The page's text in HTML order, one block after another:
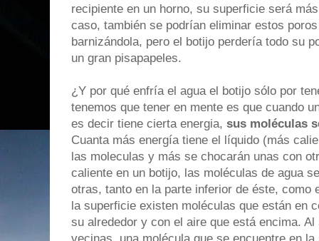
recipiente en un horno, su superficie será
caso, también se podrían eliminar estos
barnizándola, pero el botijo perdería todo su
un gran pisapapeles.
¿Y por qué enfría el agua el botijo sólo por
tenemos que tener en mente es que cuando
es decir tiene cierta energia, sus moléculas
Cuanta más energía tiene el líquido (más
las moleculas y más se chocarán unas con
caliente en un botijo, las moléculas de agua
otras, tanto en la parte inferior de éste, como
la superficie existen moléculas que están en
su alrededor y con el aire que está encima.